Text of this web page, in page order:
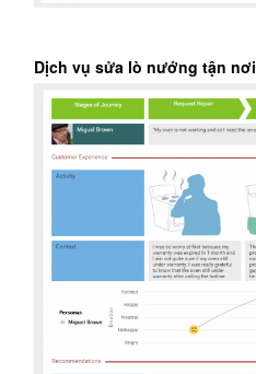
Dịch vụ sửa lò nướng tận nơi